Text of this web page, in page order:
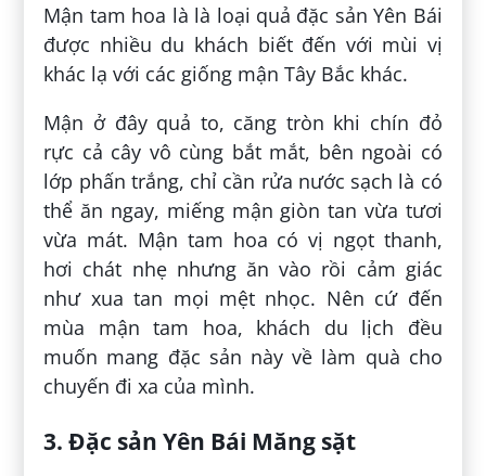
Mận tam hoa là là loại quả đặc sản Yên Bái
được nhiều du khách biết đến với mùi vị
khác lạ với các giống mận Tây Bắc khác.
Mận ở đây quả to, căng tròn khi chín đỏ
rực cả cây vô cùng bắt mắt, bên ngoài có
lớp phấn trắng, chỉ cần rửa nước sạch là có
thể ăn ngay, miếng mận giòn tan vừa tươi
vừa mát. Mận tam hoa có vị ngọt thanh,
hơi chát nhẹ nhưng ăn vào rồi cảm giác
như xua tan mọi mệt nhọc. Nên cứ đến
mùa mận tam hoa, khách du lịch đều
muốn mang đặc sản này về làm quà cho
chuyến đi xa của mình.
3. Đặc sản Yên Bái Măng sặt